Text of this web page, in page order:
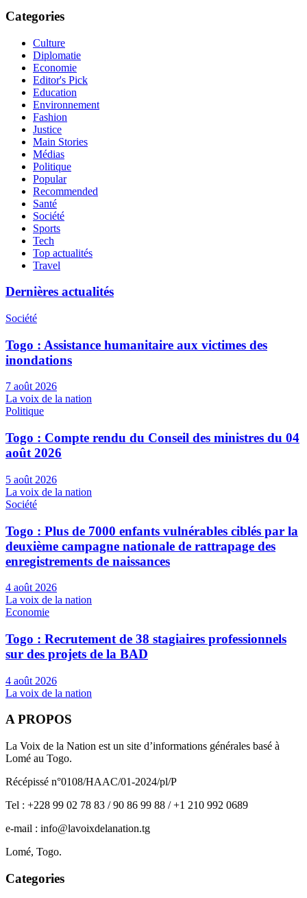
Categories
Culture
Diplomatie
Economie
Editor's Pick
Education
Environnement
Fashion
Justice
Main Stories
Médias
Politique
Popular
Recommended
Santé
Société
Sports
Tech
Top actualités
Travel
Dernières actualités
Société
Togo : Assistance humanitaire aux victimes des
inondations
7 août 2026
La voix de la nation
Politique
Togo : Compte rendu du Conseil des ministres du 04
août 2026
5 août 2026
La voix de la nation
Société
Togo : Plus de 7000 enfants vulnérables ciblés par la
deuxième campagne nationale de rattrapage des
enregistrements de naissances
4 août 2026
La voix de la nation
Economie
Togo : Recrutement de 38 stagiaires professionnels
sur des projets de la BAD
4 août 2026
La voix de la nation
A PROPOS
La Voix de la Nation est un site d’informations générales basé à
Lomé au Togo.
Récépissé n°0108/HAAC/01-2024/pl/P
Tel : +228 99 02 78 83 / 90 86 99 88 / +1 210 992 0689
e-mail : info@lavoixdelanation.tg
Lomé, Togo.
Categories